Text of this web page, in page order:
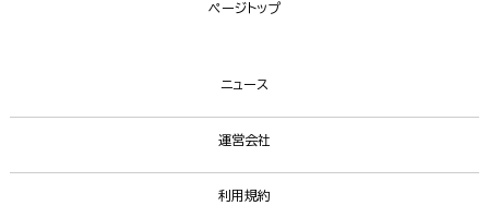
ページトップ
ニュース
運営会社
利用規約